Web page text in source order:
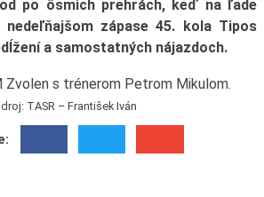
po ôsmich prehrách, keď na ľade
zápase 45. kola Tipos
a samostatných nájazdoch.
TASR – František Iván